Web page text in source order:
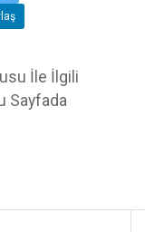
İle İlgili
Sayfada